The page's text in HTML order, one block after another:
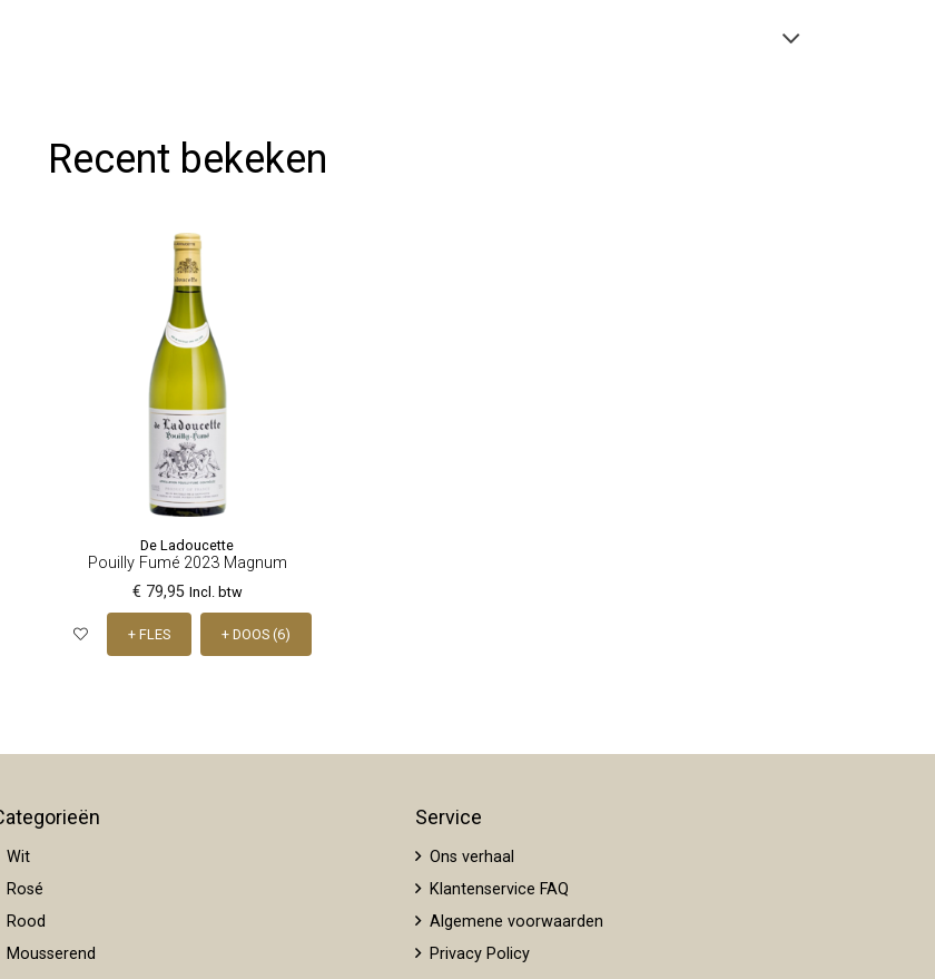
Recent bekeken
De Ladoucette
Pouilly Fumé 2023 Magnum
€ 79,95 Incl. btw
+ FLES + DOOS (6)
Wit
Rosé
Rood
Mousserend
Service
Ons verhaal
Klantenservice FAQ
Algemene voorwaarden
Privacy Policy